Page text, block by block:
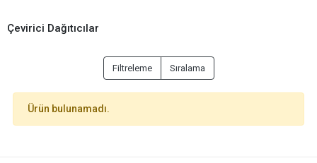
Çevirici Dağıtıcılar
Filtreleme Sıralama
Ürün bulunamadı.